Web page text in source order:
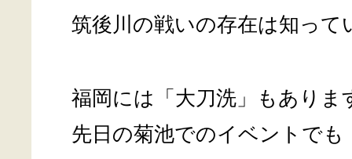
筑後川の戦いの存在は知って
福岡には「大刀洗」もありま
先日の菊池でのイベントでも